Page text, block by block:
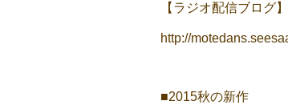
【ラジオ配信ブログ】
http://
■2015秋の新作